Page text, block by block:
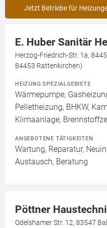
Jetzt Betriebe für
E. Huber Sanitär
Herzog-Friedrich-Str. 1a,
84453 Rattenkirchen)
HEIZUNG SPEZIALGEBIETE
Wärmepumpe,
Pelletheizung, BHKW,
Klimaanlage,
ANGEBOTENE TÄTIGKEITEN
Wartung, Reparatur,
Austausch, Beratung
Pöttner
Odelshamer Str. 12, 83547